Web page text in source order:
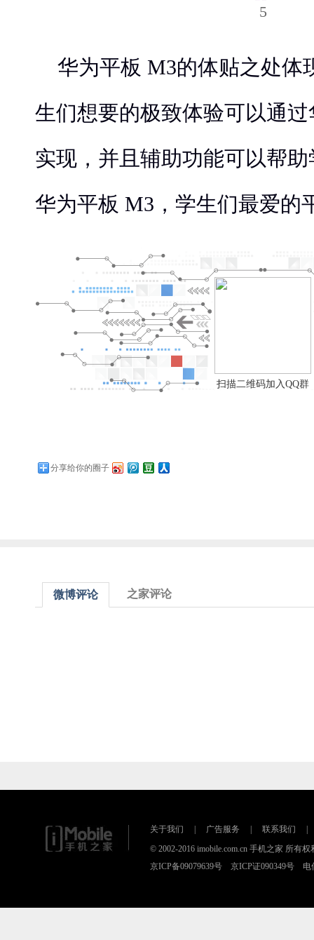
华为平板 M3的体贴之处体
生们想要的极致体验可以通
实现，并且辅助功能可以帮
华为平板 M3，学生们最爱的
扫描二维码加入QQ群
分享给你的圈子
微博评论 之家评论
关于我们 广告服务 联系我们
© 2002-2016 imobile.com.cn 手机之家 所有权
京ICP备09079639号 京ICP证090349号 电